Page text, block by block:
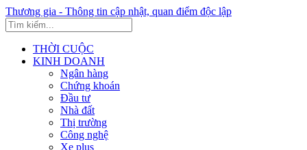
Thương gia - Thông tin cập nhật, quan điểm độc lập
THỜI CUỘC
KINH DOANH
Ngân hàng
Chứng khoán
Đầu tư
Nhà đất
Thị trường
Công nghệ
Xe plus